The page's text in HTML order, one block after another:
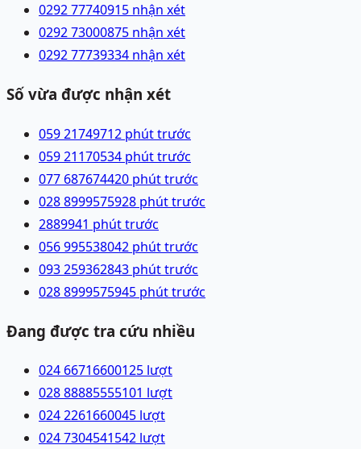
0292 77740915 nhận xét
0292 73000875 nhận xét
0292 77739334 nhận xét
Số vừa được nhận xét
059 21749712 phút trước
059 21170534 phút trước
077 687674420 phút trước
028 8999575928 phút trước
2889941 phút trước
056 995538042 phút trước
093 259362843 phút trước
028 8999575945 phút trước
Đang được tra cứu nhiều
024 66716600125 lượt
028 88885555101 lượt
024 2261660045 lượt
024 7304541542 lượt